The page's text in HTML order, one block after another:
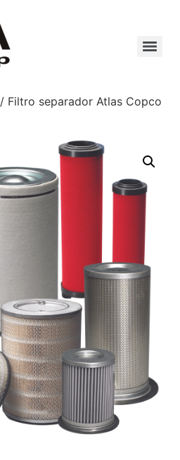
/ Filtro separador Atlas Copco